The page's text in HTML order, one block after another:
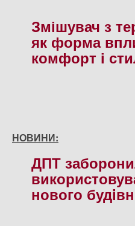
Змішувач з
як форма
комфорт і
НОВИНИ:
ДПТ
нового